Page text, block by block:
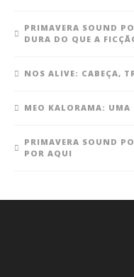
PRIMAVERA SOUND
DURA DO QUE A
NOS ALIVE: CABEÇA,
MEO KALORAMA: UMA
PRIMAVERA SOUND
POR AQUI